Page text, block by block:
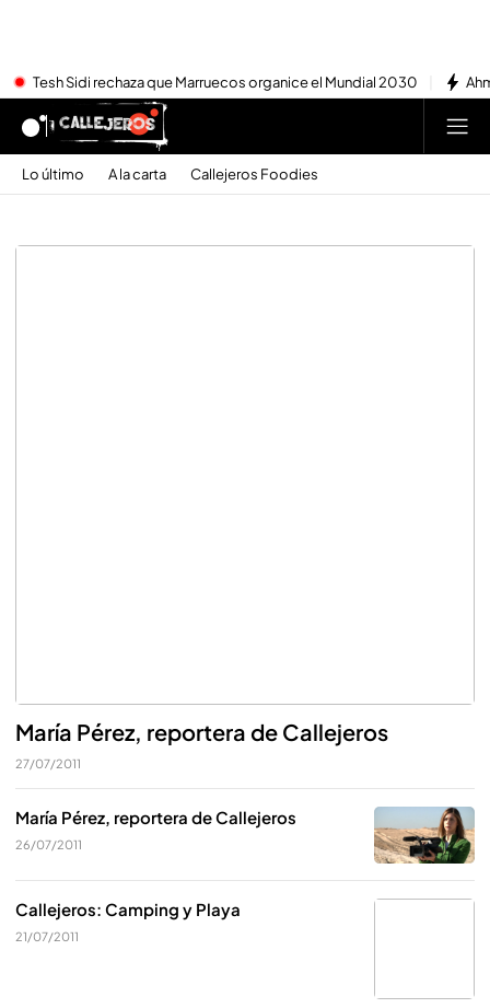
Tesh Sidi rechaza que Marruecos organice el Mundial 2030
Lo último A la carta Callejeros Foodies
María Pérez, reportera de Callejeros
27/07/2011
María Pérez, reportera de Callejeros
26/07/2011
Callejeros: Camping y Playa
21/07/2011